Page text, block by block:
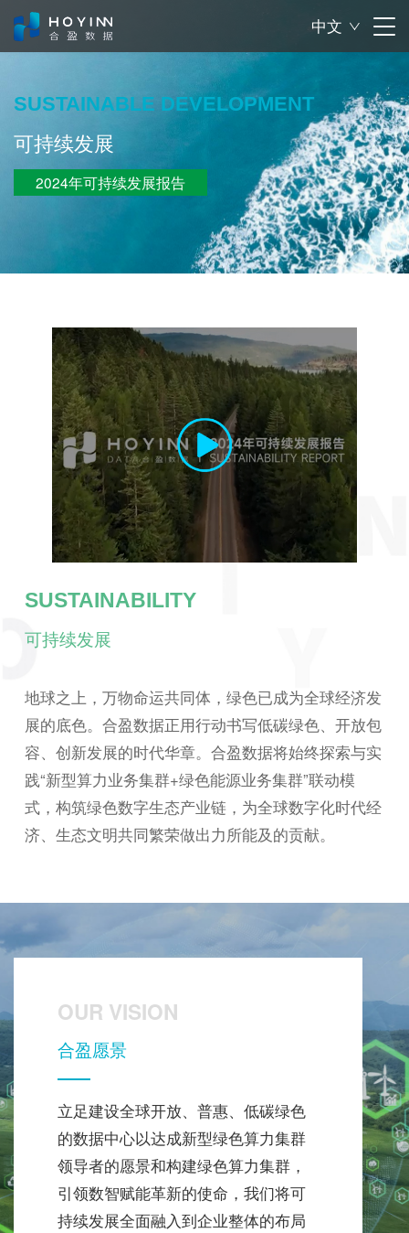
中文 
SUSTAINABLE DEVELOPMENT
可持续发展
2024年可持续发展报告
SUSTAINABILITY
可持续发展
地球之上，万物命运共同体，绿色已成为全球经济发
展的底色。合盈数据正用行动书写低碳绿色、开放包
容、创新发展的时代华章。合盈数据将始终探索与实
践“新型算力业务集群+绿色能源业务集群”联动模
式，构筑绿色数字生态产业链，为全球数字化时代经
济、生态文明共同繁荣做出力所能及的贡献。
OUR VISION
合盈愿景
立足建设全球开放、普惠、低碳绿色
的数据中心以达成新型绿色算力集群
领导者的愿景和构建绿色算力集群，
引领数智赋能革新的使命，我们将可
持续发展全面融入到企业整体的布局